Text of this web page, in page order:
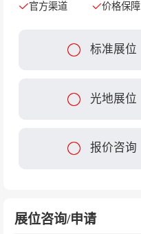
官方渠道 价格保障
标准展位
光地展位
报价咨询
展位咨询/申请